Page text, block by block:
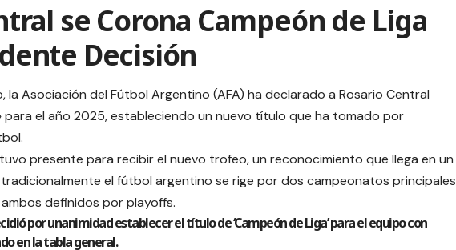
se Corona Campeón de Liga
Decisión
la Asociación del Fútbol Argentino (AFA) ha declarado a Rosario Central
para el año 2025, estableciendo un nuevo título que ha tomado por
presente para recibir el nuevo trofeo, un reconocimiento que llega en un
el fútbol argentino se rige por dos campeonatos
definidos por playoffs.
por unanimidad establecer el título de ‘Campeón de Liga’ para el equipo con
en la tabla general.